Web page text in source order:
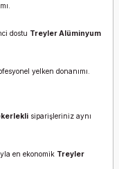
dostu Treyler Alüminyum
yelken donanımı.
siparişleriniz aynı
en ekonomik Treyler